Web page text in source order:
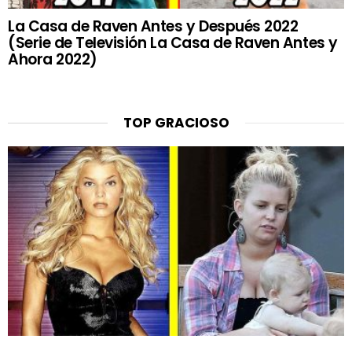
La Casa de Raven Antes y Después 2022
(Serie de Televisión La Casa de Raven Antes y
Ahora 2022)
TOP GRACIOSO